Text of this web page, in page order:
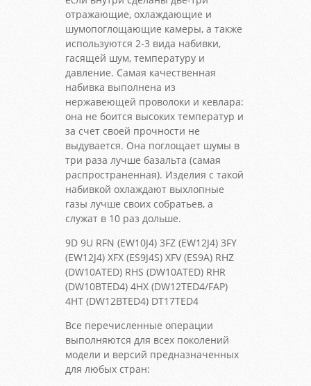
отражающие, охлаждающие и
шумопоглощающие камеры, а также
используются 2-3 вида набивки,
гасящей шум, температуру и
давление. Самая качественная
набивка выполнена из
нержавеющей проволоки и кевлара:
она не боится высоких температур и
за счет своей прочности не
выдувается. Она поглощает шумы в
три раза лучше базальта (самая
распространенная). Изделия с такой
набивкой охлаждают выхлопные
газы лучше своих собратьев, а
служат в 10 раз дольше.
9D 9U RFN (EW10J4) 3FZ (EW12J4) 3FY
(EW12J4) XFX (ES9J4S) XFV (ES9A) RHZ
(DW10ATED) RHS (DW10ATED) RHR
(DW10BTED4) 4HX (DW12TED4/FAP)
4HT (DW12BTED4) DT17TED4
Все перечисленные операции
выполняются для всех поколений
модели и версий предназначенных
для любых стран: